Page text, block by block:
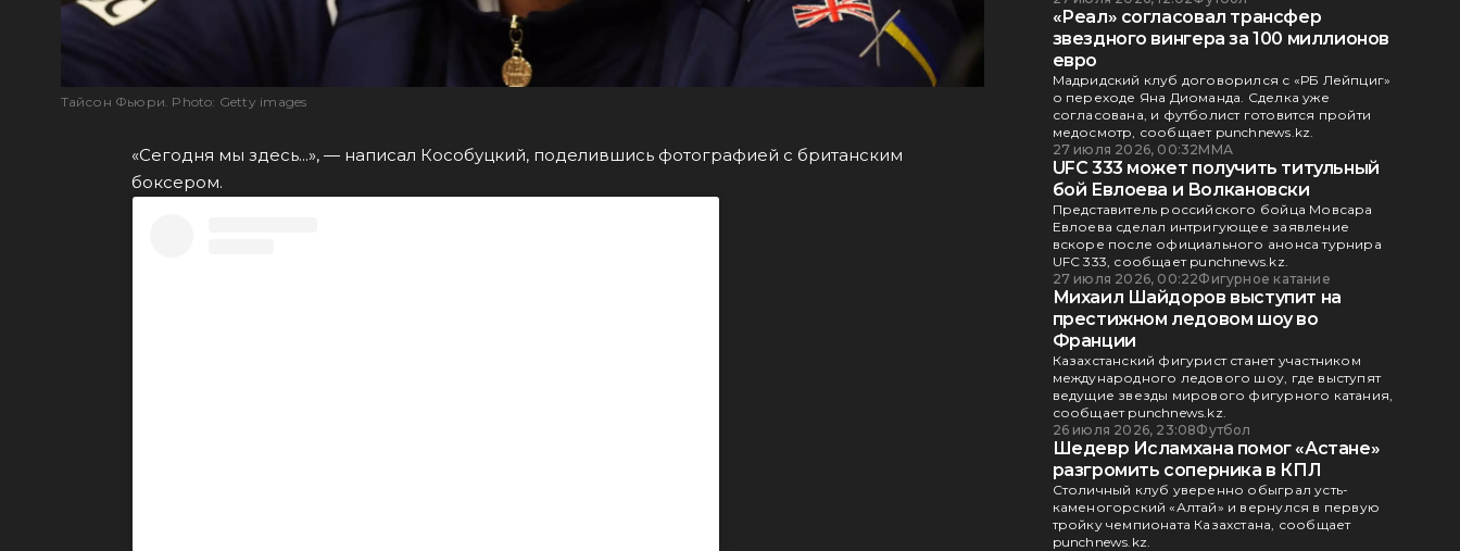
Тайсон Фьюри. Photo: Getty images
«Сегодня мы здесь...», — написал Кособуцкий, поделившись фотографией с британским
боксером.
«Реал» согласовал трансфер
звездного вингера за 100 миллионов
евро
Мадридский клуб договорился с «РБ Лейпциг»
о переходе Яна Диоманда. Сделка уже
согласована, и футболист готовится пройти
медосмотр, сообщает punchnews.kz.
27 июля 2026, 00:32ММА
UFC 333 может получить титульный
бой Евлоева и Волкановски
Представитель российского бойца Мовсара
Евлоева сделал интригующее заявление
вскоре после официального анонса турнира
UFC 333, сообщает punchnews.kz.
27 июля 2026, 00:22Фигурное катание
Михаил Шайдоров выступит на
престижном ледовом шоу во
Франции
Казахстанский фигурист станет участником
международного ледового шоу, где выступят
ведущие звезды мирового фигурного катания,
сообщает punchnews.kz.
26 июля 2026, 23:08Футбол
Шедевр Исламхана помог «Астане»
разгромить соперника в КПЛ
Столичный клуб уверенно обыграл усть-
каменогорский «Алтай» и вернулся в первую
тройку чемпионата Казахстана, сообщает
punchnews.kz.